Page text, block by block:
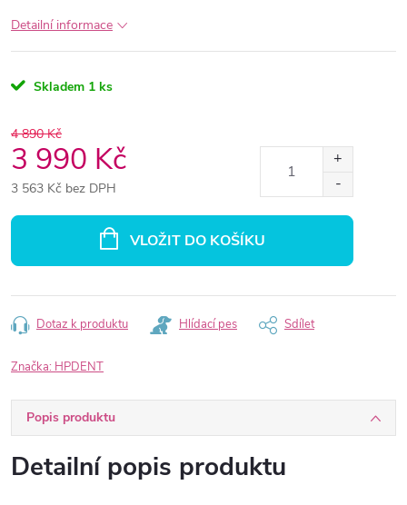
Detailní informace
Skladem 1 ks
4 890 Kč
3 990 Kč
3 563 Kč bez DPH
VLOŽIT DO KOŠÍKU
Dotaz k produktu Hlídací pes Sdílet
Značka: HPDENT
Popis produktu
Detailní popis produktu